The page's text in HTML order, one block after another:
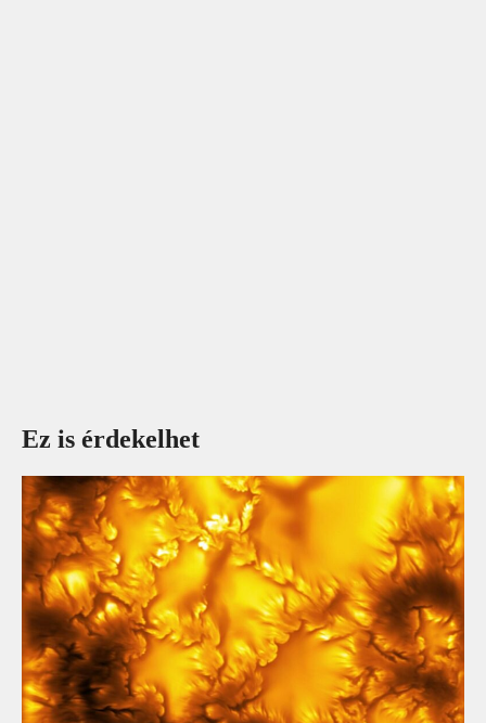
Ez is érdekelhet